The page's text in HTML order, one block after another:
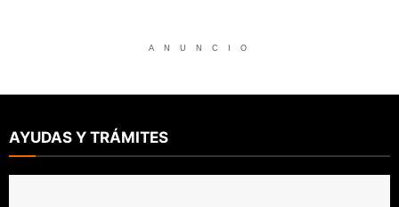
A N U N C I O
AYUDAS Y TRÁMITES